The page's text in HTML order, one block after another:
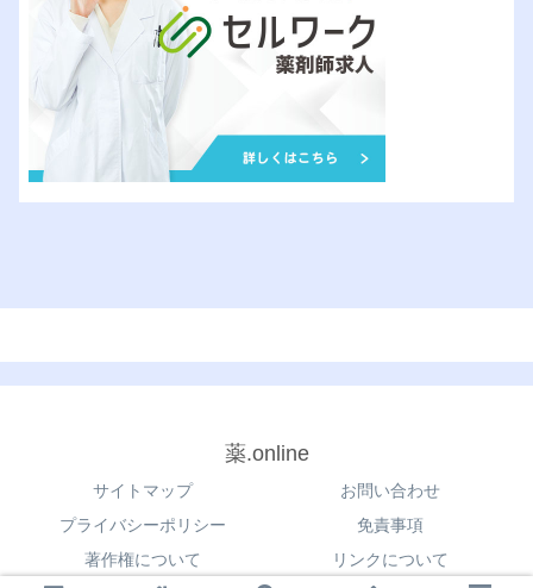
薬.online
サイトマップ
お問い合わせ
プライバシーポリシー
免責事項
著作権について
リンクについて